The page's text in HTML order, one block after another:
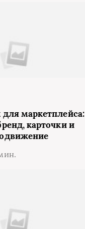
маркетплейса:
карточки и